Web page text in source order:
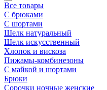
Все товары
С брюками
С шортами
Шелк натуральный
Шелк искусственный
Хлопок и вискоза
Пижамы-комбинезоны
С майкой и шортами
Брюки
Сорочки ночные женские